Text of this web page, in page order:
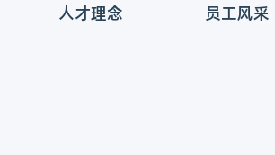
人才理念 员工风采